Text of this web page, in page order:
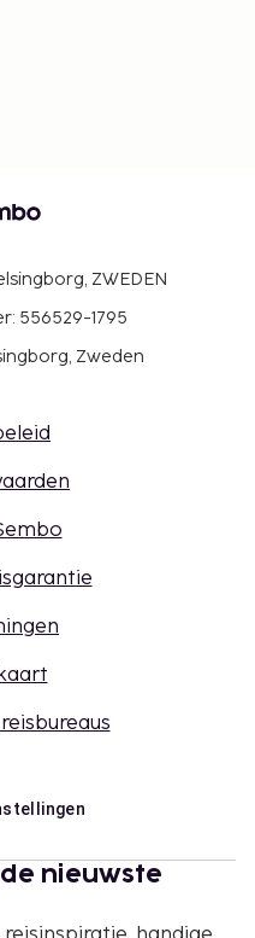
ZWEDEN
556529-1795
Zweden
nieuwste